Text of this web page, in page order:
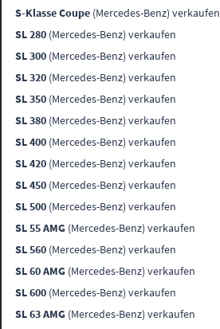
S-Klasse Coupe (Mercedes-Benz) verkaufen
SL 280 (Mercedes-Benz) verkaufen
SL 300 (Mercedes-Benz) verkaufen
SL 320 (Mercedes-Benz) verkaufen
SL 350 (Mercedes-Benz) verkaufen
SL 380 (Mercedes-Benz) verkaufen
SL 400 (Mercedes-Benz) verkaufen
SL 420 (Mercedes-Benz) verkaufen
SL 450 (Mercedes-Benz) verkaufen
SL 500 (Mercedes-Benz) verkaufen
SL 55 AMG (Mercedes-Benz) verkaufen
SL 560 (Mercedes-Benz) verkaufen
SL 60 AMG (Mercedes-Benz) verkaufen
SL 600 (Mercedes-Benz) verkaufen
SL 63 AMG (Mercedes-Benz) verkaufen